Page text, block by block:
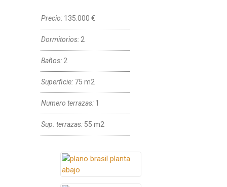
Precio: 135.000 €
Dormitorios: 2
Baños: 2
Superficie: 75 m2
Numero terrazas: 1
Sup. terrazas: 55 m2